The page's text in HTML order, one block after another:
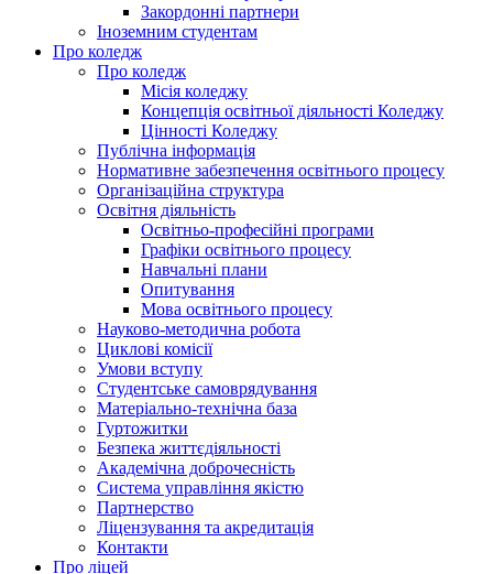
Закордонні партнери
Іноземним студентам
Про коледж
Про коледж
Місія коледжу
Концепція освітньої діяльності Коледжу
Цінності Коледжу
Публічна інформація
Нормативне забезпечення освітнього процесу
Організаційна структура
Освітня діяльність
Освітньо-професійні програми
Графіки освітнього процесу
Навчальні плани
Опитування
Мова освітнього процесу
Науково-методична робота
Циклові комісії
Умови вступу
Студентське самоврядування
Матеріально-технічна база
Гуртожитки
Безпека життєдіяльності
Академічна доброчесність
Система управління якістю
Партнерство
Ліцензування та акредитація
Контакти
Про ліцей